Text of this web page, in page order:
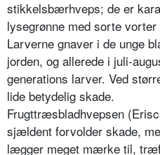
stikkelsbærhveps; de er
lysegrønne med sorte
Lar­verne gnaver i de unge
jorden, og allerede i juli-
genera­tions larver. Ved
lide betydelig skade.
Frugttræsbladhvepsen
sjældent forvolder ska­de,
læg­ger meget mærke til,